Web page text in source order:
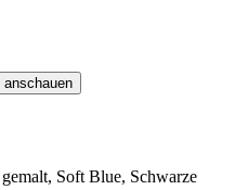
anschauen
Soft Blue, Schwarze